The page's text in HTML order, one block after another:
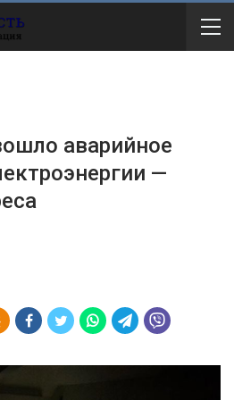
аварийное
—